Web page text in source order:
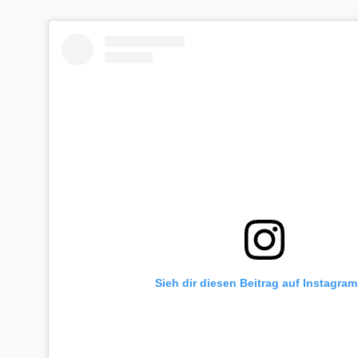
Sieh dir diesen Beitrag auf